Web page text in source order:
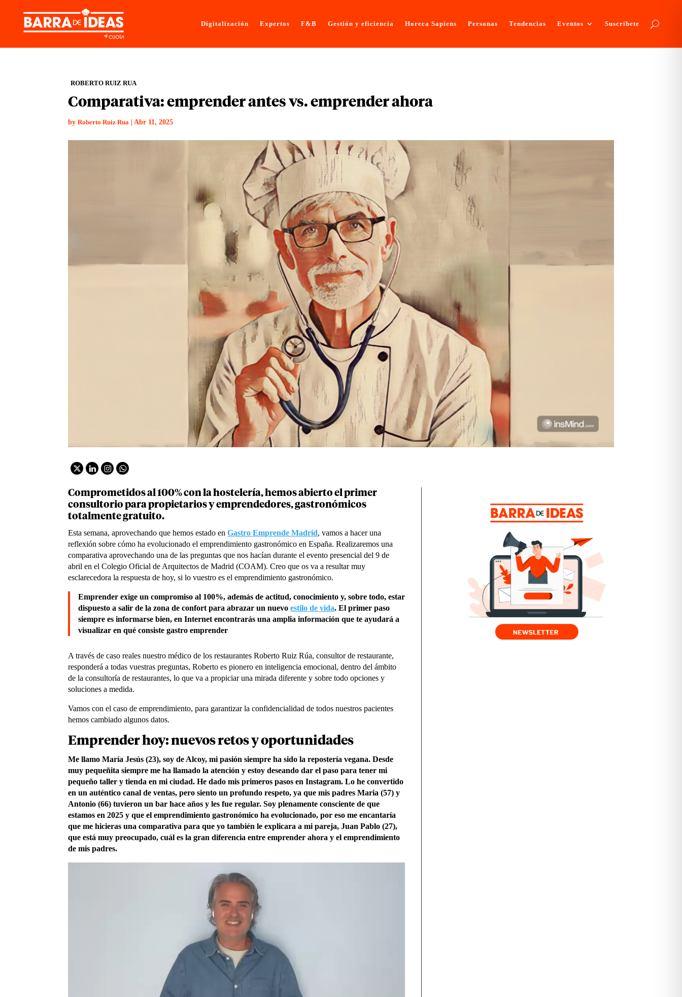
Digitalización Expertos F&B Gestión y eficiencia Horeca Sapiens Personas Tendencias Eventos Suscríbete
ROBERTO RUIZ RUA
Comparativa: emprender antes vs. emprender ahora
byRoberto Ruiz Rua | Abr 11, 2025
Comprometidos al 100% con la hostelería, hemos abierto el primer
consultorio para propietarios y emprendedores, gastronómicos
totalmente gratuito.
Esta semana, aprovechando que hemos estado enGastro Emprende Madrid, vamos a hacer una
reflexión sobre cómo ha evolucionado el emprendimiento gastronómico en España. Realizaremos una
comparativa aprovechando una de las preguntas que nos hacían durante el evento presencial del 9 de
abril en el Colegio Oficial de Arquitectos de Madrid (COAM). Creo que os va a resultar muy
esclarecedora la respuesta de hoy, si lo vuestro es el emprendimiento gastronómico.
Emprender exige un compromiso al 100%, además de actitud, conocimiento y, sobre todo, estar
dispuesto a salir de la zona de confort para abrazar un nuevoestilo de vida. El primer paso
siempre es informarse bien, en Internet encontrarás una amplia información que te ayudará a
visualizar en qué consiste gastro emprender
A través de caso reales nuestro médico de los restaurantes Roberto Ruiz Rúa, consultor de restaurante,
responderá a todas vuestras preguntas, Roberto es pionero en inteligencia emocional, dentro del ámbito
de la consultoría de restaurantes, lo que va a propiciar una mirada diferente y sobre todo opciones y
soluciones a medida.
Vamos con el caso de emprendimiento, para garantizar la confidencialidad de todos nuestros pacientes
hemos cambiado algunos datos.
Emprender hoy: nuevos retos y oportunidades
Me llamo María Jesús (23), soy de Alcoy, mi pasión siempre ha sido la repostería vegana. Desde
muy pequeñita siempre me ha llamado la atención y estoy deseando dar el paso para tener mi
pequeño taller y tienda en mi ciudad. He dado mis primeros pasos en Instagram. Lo he convertido
en un auténtico canal de ventas, pero siento un profundo respeto, ya que mis padres Maria (57) y
Antonio (66) tuvieron un bar hace años y les fue regular. Soy plenamente consciente de que
estamos en 2025 y que el emprendimiento gastronómico ha evolucionado, por eso me encantaría
que me hicieras una comparativa para que yo también le explicara a mi pareja, Juan Pablo (27),
que está muy preocupado, cuál es la gran diferencia entre emprender ahora y el emprendimiento
de mis padres.